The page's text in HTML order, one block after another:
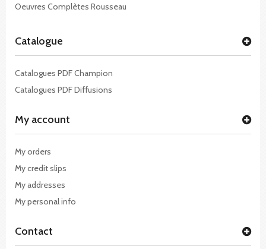
Oeuvres Complètes Rousseau
Catalogue
Catalogues PDF Champion
Catalogues PDF Diffusions
My account
My orders
My credit slips
My addresses
My personal info
Contact